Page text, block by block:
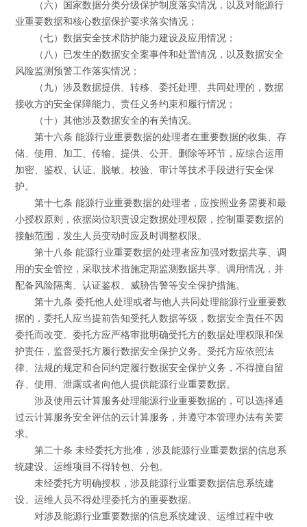
（六）国家数据分类分级保护制度落实情况，以及对能源行
业重要数据和核心数据保护要求落实情况；
（七）数据安全技术防护能力建设及应用情况；
（八）已发生的数据安全案事件和处置情况，以及数据安全
风险监测预警工作落实情况；
（九）涉及数据提供、转移、委托处理、共同处理的，数据
接收方的安全保障能力、责任义务约束和履行情况；
（十）其他涉及数据安全的有关情况。
第十六条 能源行业重要数据的处理者在重要数据的收集、存
储、使用、加工、传输、提供、公开、删除等环节，应综合运用
加密、鉴权、认证、脱敏、校验、审计等技术手段进行安全保
护。
第十七条 能源行业重要数据的处理者，应按照业务需要和最
小授权原则，依据岗位职责设定数据处理权限，控制重要数据的
接触范围，发生人员变动时应及时调整权限。
第十八条 能源行业重要数据的处理者应加强对数据共享、调
用的安全管控，采取技术措施定期监测数据共享、调用情况，并
配备风险隔离、认证鉴权、威胁告警等安全保护措施。
第十九条 委托他人处理或者与他人共同处理能源行业重要数
据的，委托人应当提前告知受托人数据等级，数据安全责任不因
委托而改变。委托方应严格审批明确受托方的数据处理权限和保
护责任，监督受托方履行数据安全保护义务。受托方应依照法
律、法规的规定和合同约定履行数据安全保护义务，不得擅自留
存、使用、泄露或者向他人提供能源行业重要数据。
涉及使用云计算服务处理能源行业重要数据的，可以选择通
过云计算服务安全评估的云计算服务，并遵守本管理办法有关要
求。
第二十条 未经委托方批准，涉及能源行业重要数据的信息系
统建设、运维项目不得转包、分包。
未经委托方明确授权，涉及能源行业重要数据信息系统建
设、运维人员不得处理委托方的重要数据。
对涉及能源行业重要数据的信息系统建设、运维过程中收